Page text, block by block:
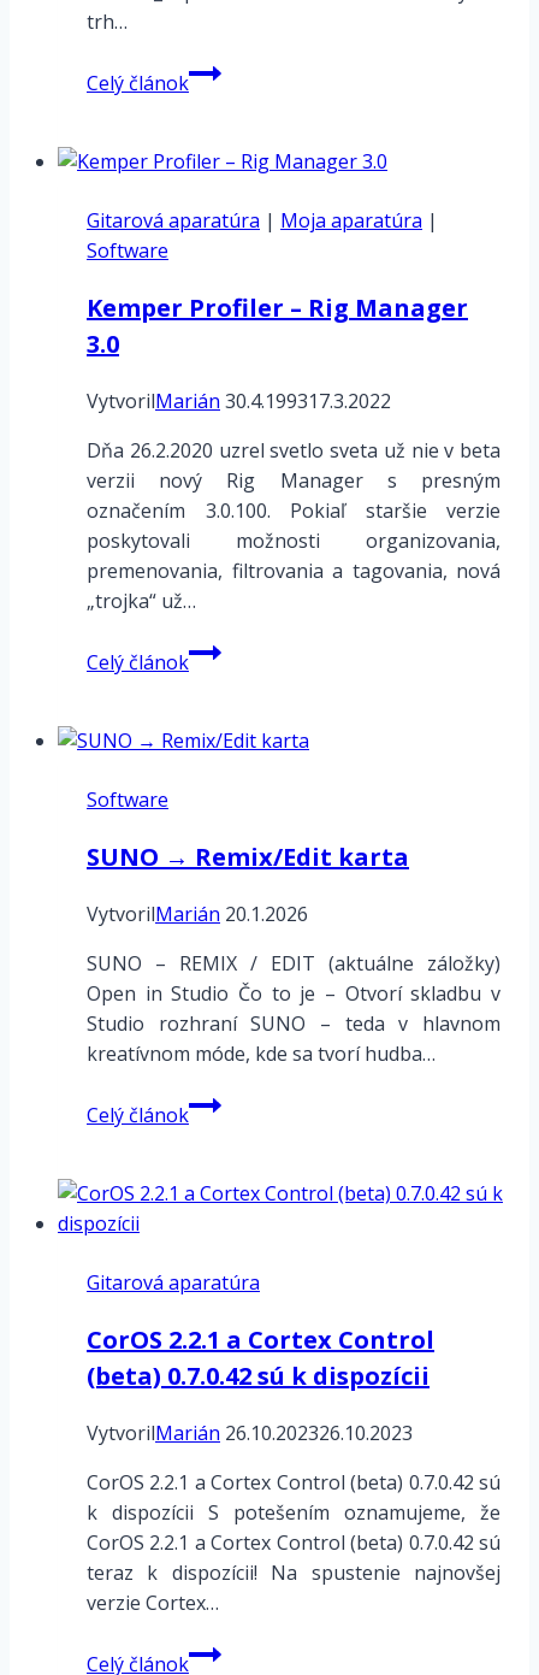
trh…
Celý článokG2M
–
prevodník
na
Gitarová aparatúra | Moja aparatúra |
Software
Kemper Profiler – Rig Manager
3.0
VytvorilMarián 30.4.199317.3.2022
Dňa 26.2.2020 uzrel svetlo sveta už nie v beta
verzii nový Rig Manager s presným
označením 3.0.100. Pokiaľ staršie verzie
poskytovali možnosti organizovania,
premenovania, filtrovania a tagovania, nová
„trojka“ už…
Celý článokKemper
Profiler
Rig
Software
SUNO → Remix/Edit karta
VytvorilMarián 20.1.2026
SUNO – REMIX / EDIT (aktuálne záložky)
Open in Studio Čo to je – Otvorí skladbu v
Studio rozhraní SUNO – teda v hlavnom
kreatívnom móde, kde sa tvorí hudba…
Celý článokSUNO
→
karta
Gitarová aparatúra
CorOS 2.2.1 a Cortex Control
(beta) 0.7.0.42 sú k dispozícii
VytvorilMarián 26.10.202326.10.2023
CorOS 2.2.1 a Cortex Control (beta) 0.7.0.42 sú
k dispozícii S potešením oznamujeme, že
CorOS 2.2.1 a Cortex Control (beta) 0.7.0.42 sú
teraz k dispozícii! Na spustenie najnovšej
verzie Cortex…
Celý článokCorOS